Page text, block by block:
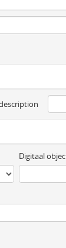
Digitaal